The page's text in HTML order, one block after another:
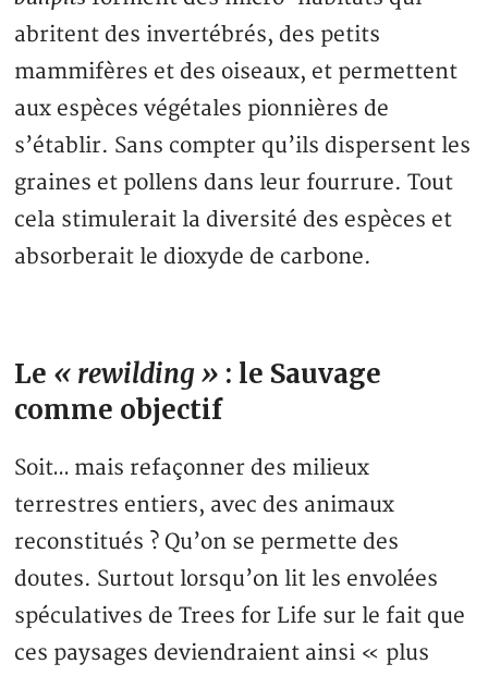
abritent des invertébrés, des petits
mammifères et des oiseaux, et permettent
aux espèces végétales pionnières de
s’établir. Sans compter qu’ils dispersent les
graines et pollens dans leur fourrure. Tout
cela stimulerait la diversité des espèces et
absorberait le dioxyde de carbone.
Le « rewilding » : le Sauvage
comme objectif
Soit… mais refaçonner des milieux
terrestres entiers, avec des animaux
reconstitués ? Qu’on se permette des
doutes. Surtout lorsqu’on lit les envolées
spéculatives de Trees for Life sur le fait que
ces paysages deviendraient ainsi « plus